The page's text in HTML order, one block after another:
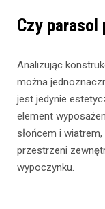
Czy parasol
Analizując
można
jest jedynie
element
słońcem i
przestrzeni
wypoczynku.